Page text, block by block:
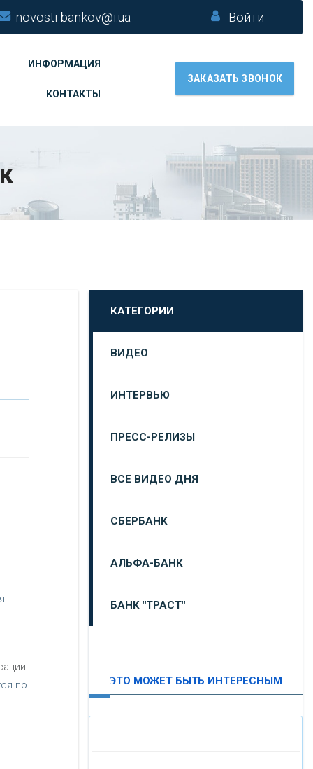
novosti-bankov@i.ua Войти
ИНФОРМАЦИЯ
КОНТАКТЫ
ЗАКАЗАТЬ ЗВОНОК
по
КАТЕГОРИИ
ВИДЕО
ИНТЕРВЬЮ
ПРЕСС-РЕЛИЗЫ
ВСЕ ВИДЕО ДНЯ
СБЕРБАНК
АЛЬФА-БАНК
БАНК "ТРАСТ"
ЭТО МОЖЕТ БЫТЬ ИНТЕРЕСНЫМ